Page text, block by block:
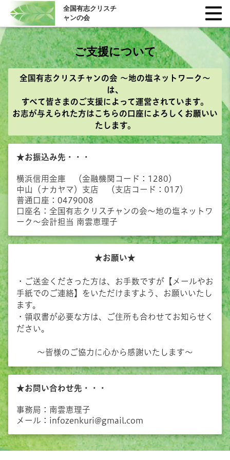
全国有志クリスチ
ャンの会
ご支援について
全国有志クリスチャンの会 ～地の塩ネットワーク～
は、
すべて皆さまのご支援によって運営されています。
お志が与えられた方はこちらの口座によろしくお願いい
たします。
★お振込み先・・・
横浜信用金庫 （金融機関コード：1280）
中山（ナカヤマ）支店 （支店コード：017）
普通口座：0479008
口座名：全国有志クリスチャンの会～地の塩ネットワ
ーク～会計担当 南雲恵理子
★お願い★
・ご送金くださった方は、お手数ですが【メールやお
手紙でのご連絡】をいただけますよう、お願いいたし
ます。
・領収書が必要な方は、ご住所も合わせてお知らせく
ださい。
～皆様のご協力に心から感謝いたします～
★お問い合わせ先・・・
事務局：南雲恵理子
メール：infozenkuri@gmail.com